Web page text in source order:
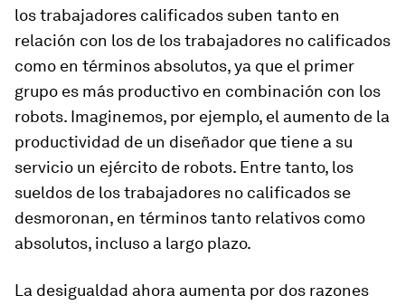
los trabajadores calificados suben tanto en
relación con los de los trabajadores no calificados
como en términos absolutos, ya que el primer
grupo es más productivo en combinación con los
robots. Imaginemos, por ejemplo, el aumento de la
productividad de un diseñador que tiene a su
servicio un ejército de robots. Entre tanto, los
sueldos de los trabajadores no calificados se
desmoronan, en términos tanto relativos como
absolutos, incluso a largo plazo.
La desigualdad ahora aumenta por dos razones